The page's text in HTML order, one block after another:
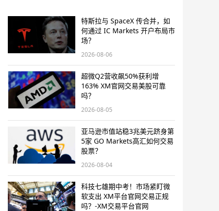
特斯拉与 SpaceX 传合并，如
何通过 IC Markets 开户布局市
场？
2026-08-06
超微Q2营收飙50%获利增
163% XM官网交易美股可靠
吗？
2026-08-05
亚马逊市值站稳3兆美元跻身第
5家 GO Markets高汇如何交易
股票？
2026-08-04
科技七雄期中考！市场紧盯微
软支出 XM平台官网交易正规
吗？-XM交易平台官网